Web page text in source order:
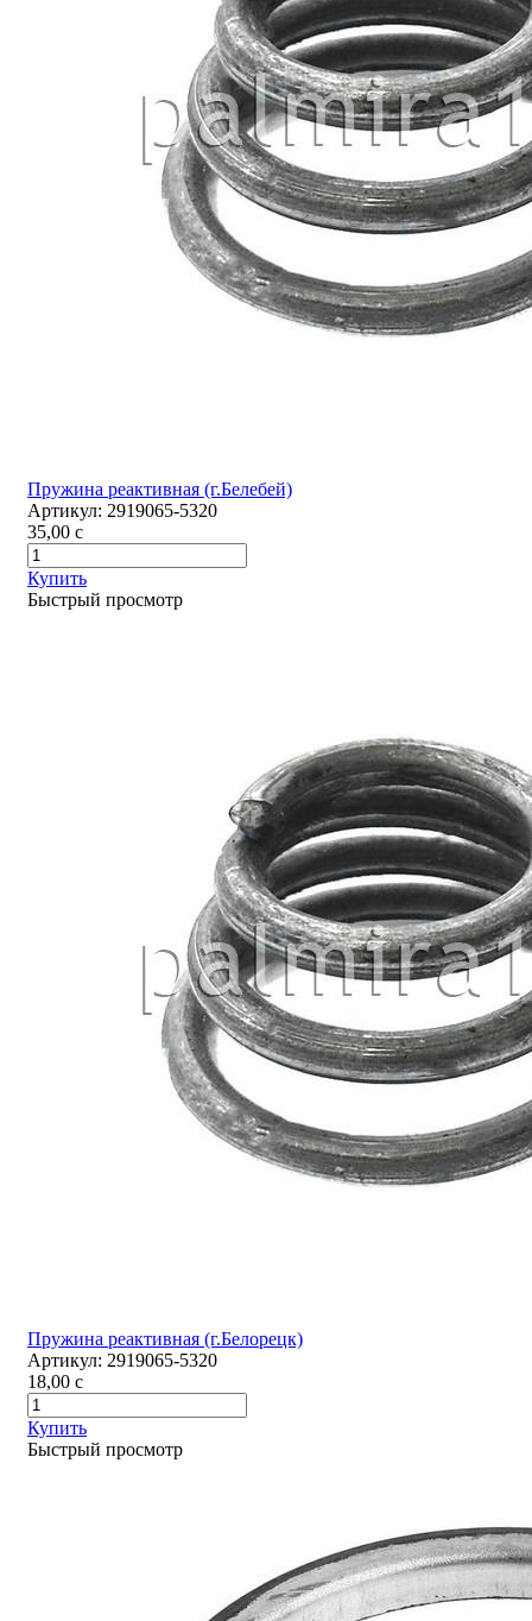
Пружина реактивная (г.Белебей)
Артикул: 2919065-5320
35,00 c
Купить
Быстрый просмотр
Пружина реактивная (г.Белорецк)
Артикул: 2919065-5320
18,00 c
Купить
Быстрый просмотр